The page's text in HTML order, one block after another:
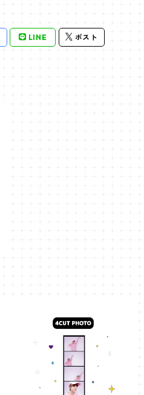
LINE ポスト